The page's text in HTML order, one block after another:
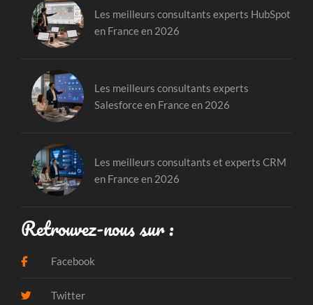
Les meilleurs consultants experts HubSpot
en France en 2026
Les meilleurs consultants experts
Salesforce en France en 2026
Les meilleurs consultants et experts CRM
en France en 2026
Retrouvez-nous sur :
Facebook
Twitter